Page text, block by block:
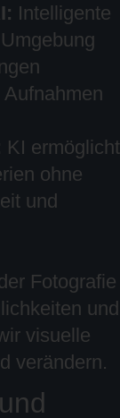
Intelligente
KI ermöglicht
ohne
und
Fotografie
und
visuelle
verändern.